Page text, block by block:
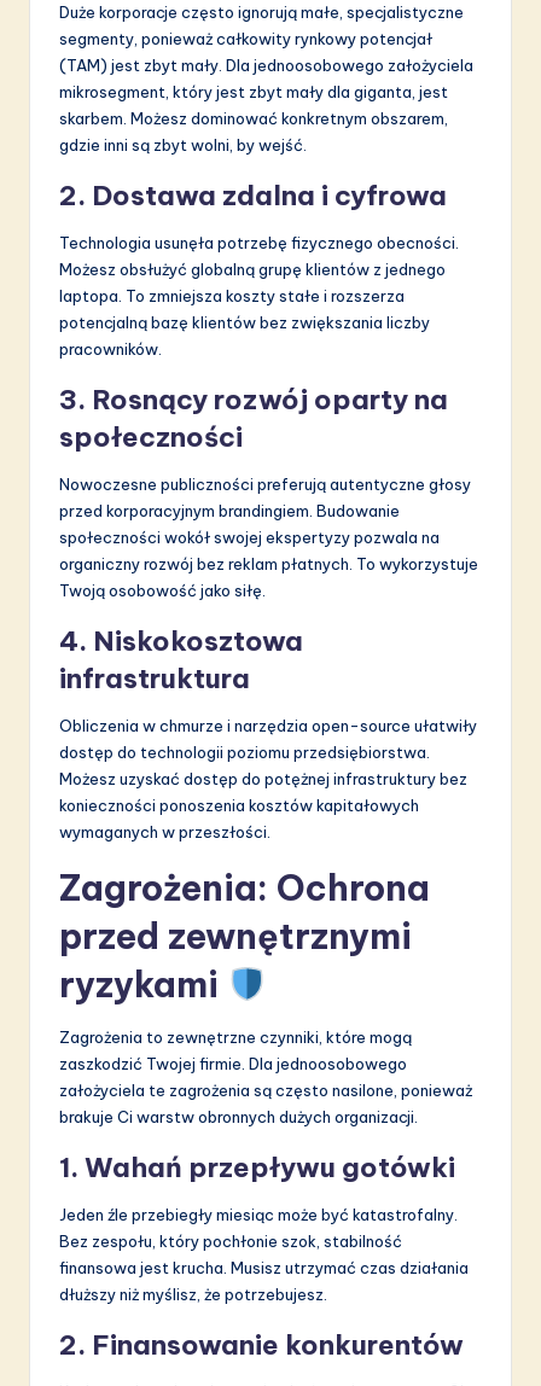
Duże korporacje często ignorują małe, specjalistyczne
segmenty, ponieważ całkowity rynkowy potencjał
(TAM) jest zbyt mały. Dla jednoosobowego założyciela
mikrosegment, który jest zbyt mały dla giganta, jest
skarbem. Możesz dominować konkretnym obszarem,
gdzie inni są zbyt wolni, by wejść.
2. Dostawa zdalna i cyfrowa
Technologia usunęła potrzebę fizycznego obecności.
Możesz obsłużyć globalną grupę klientów z jednego
laptopa. To zmniejsza koszty stałe i rozszerza
potencjalną bazę klientów bez zwiększania liczby
pracowników.
3. Rosnący rozwój oparty na
społeczności
Nowoczesne publiczności preferują autentyczne głosy
przed korporacyjnym brandingiem. Budowanie
społeczności wokół swojej ekspertyzy pozwala na
organiczny rozwój bez reklam płatnych. To wykorzystuje
Twoją osobowość jako siłę.
4. Niskokosztowa
infrastruktura
Obliczenia w chmurze i narzędzia open-source ułatwiły
dostęp do technologii poziomu przedsiębiorstwa.
Możesz uzyskać dostęp do potężnej infrastruktury bez
konieczności ponoszenia kosztów kapitałowych
wymaganych w przeszłości.
Zagrożenia: Ochrona
przed zewnętrznymi
ryzykami
Zagrożenia to zewnętrzne czynniki, które mogą
zaszkodzić Twojej firmie. Dla jednoosobowego
założyciela te zagrożenia są często nasilone, ponieważ
brakuje Ci warstw obronnych dużych organizacji.
1. Wahań przepływu gotówki
Jeden źle przebiegły miesiąc może być katastrofalny.
Bez zespołu, który pochłonie szok, stabilność
finansowa jest krucha. Musisz utrzymać czas działania
dłuższy niż myślisz, że potrzebujesz.
2. Finansowanie konkurentów